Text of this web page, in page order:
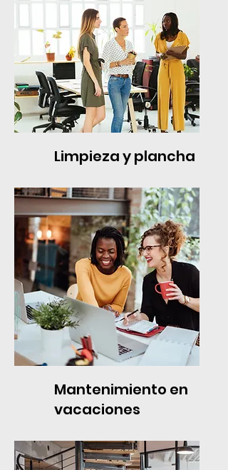
Limpieza y plancha
Mantenimiento en
vacaciones